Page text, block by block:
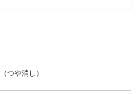
つや消し）